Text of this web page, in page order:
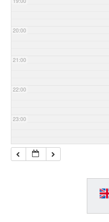
20:00
21:00
22:00
23:00